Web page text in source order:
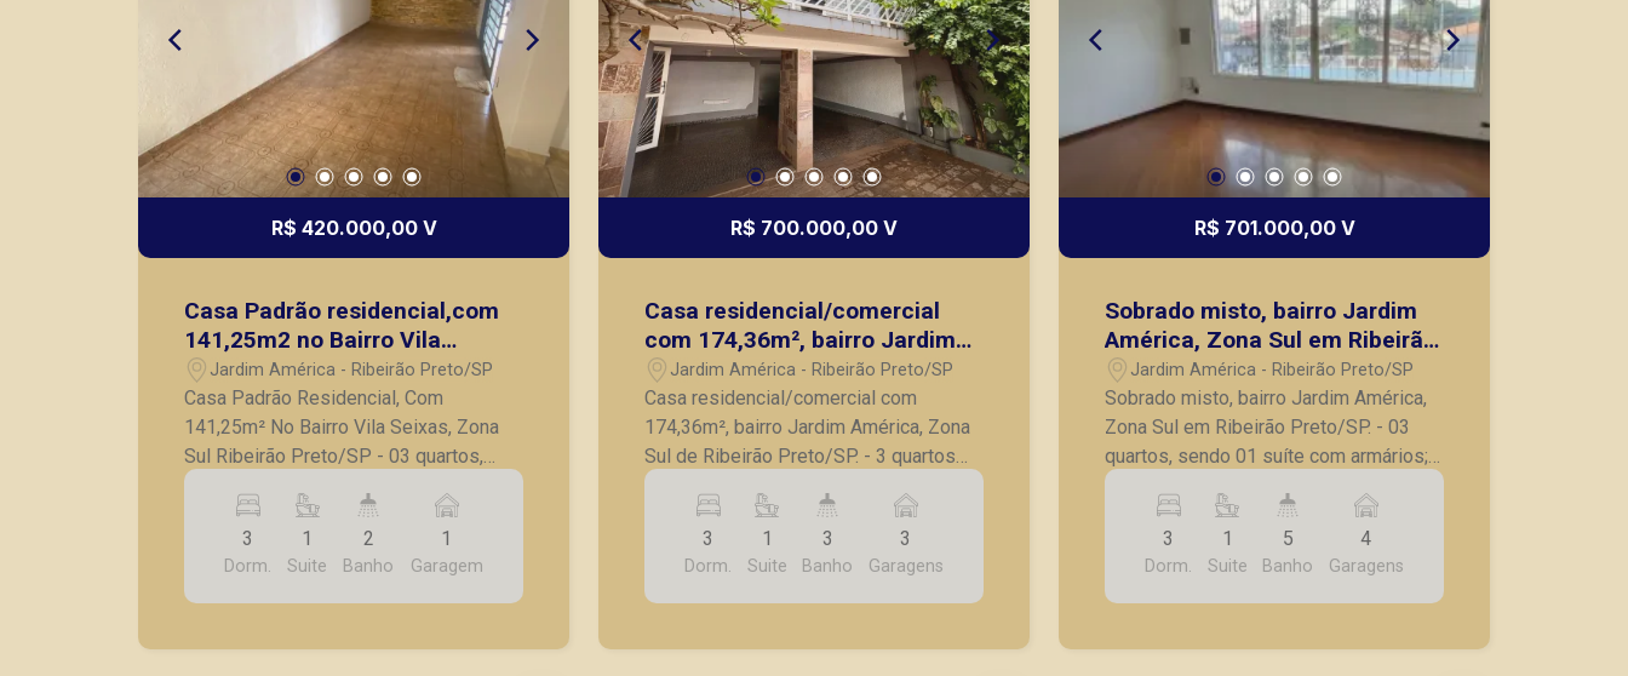
R$ 420.000,00 V
Casa Padrão residencial,com
141,25m2 no Bairro Vila
Seixas, Zona Sul Ribeirão
Preto/SP
Jardim América - Ribeirão Preto/SP
Casa Padrão Residencial, Com
141,25m² No Bairro Vila Seixas, Zona
Sul Ribeirão Preto/SP - 03 quartos,
sendo 01 suítes; - Banheiro social; -
Sala ampla; - Cozinha; - Área de serviço;
- 01 vaga de garagem; A Piramid tem
como objetivo atender seus clientes
com agilidade e segurança, em locação,
3
Dorm.
1
Suite
2
Banho
1
Garagem
R$ 700.000,00 V
Casa residencial/comercial
com 174,36m², bairro Jardim
América, Zona Sul de Ribeirão
Preto/SP.
Jardim América - Ribeirão Preto/SP
Casa residencial/comercial com
174,36m², bairro Jardim América, Zona
Sul de Ribeirão Preto/SP. - 3 quartos
com armários embutidos, sendo 1
suíte; - Banheiro social; - Sala ampla; -
Sala de jantar; - Cozinha com armários
planejados; - Lavanderia; - Quarto de
serviço; - Banheiro de serviço; -
3
Dorm.
1
Suite
3
Banho
3
Garagens
R$ 701.000,00 V
Sobrado misto, bairro Jardim
América, Zona Sul em Ribeirão
Preto/SP.
Jardim América - Ribeirão Preto/SP
Sobrado misto, bairro Jardim América,
Zona Sul em Ribeirão Preto/SP. - 03
quartos, sendo 01 suíte com armários; -
Lavabo; - Sala para 02 ambientes; -
Cozinha com armários; - Despensa; -
Jardim de Inverno; - Dependência e
banheiro de serviço; - Quintal; - 04
vagas de garagem. A Piramid tem como
3
Dorm.
1
Suite
5
Banho
4
Garagens